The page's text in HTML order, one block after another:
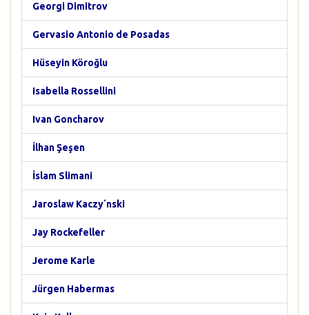
Georgi Dimitrov
Gervasio Antonio de Posadas
Hüseyin Köroğlu
Isabella Rossellini
Ivan Goncharov
İlhan Şeşen
İslam Slimani
Jaroslaw Kaczy´nski
Jay Rockefeller
Jerome Karle
Jürgen Habermas